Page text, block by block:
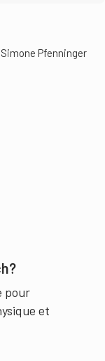
Pfenninger
pour
et